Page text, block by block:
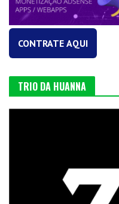
CONTRATE AQUI
TRIO DA HUANNA